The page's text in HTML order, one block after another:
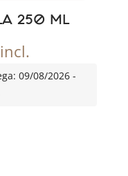
250 ML
09/08/2026 -